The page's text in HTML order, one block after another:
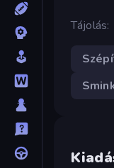
Tájolás